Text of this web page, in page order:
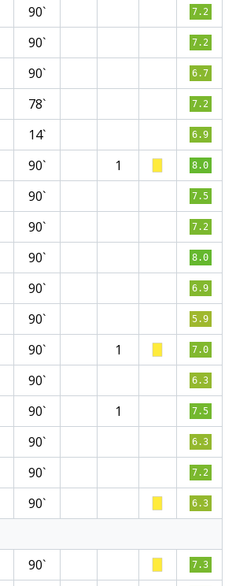
90` 7.2
90` 7.2
90` 6.7
78` 7.2
14` 6.9
90` 1 8.0
90` 7.5
90` 7.2
90` 8.0
90` 6.9
90` 5.9
90` 1 7.0
90` 6.3
90` 1 7.5
90` 6.3
90` 7.2
90` 6.3
90` 7.3